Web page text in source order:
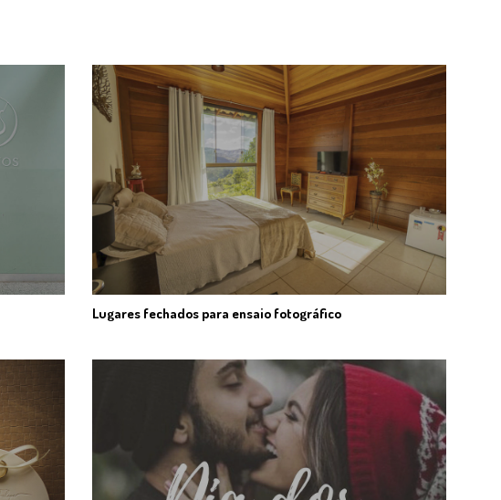
Lugares fechados para ensaio fotográfico